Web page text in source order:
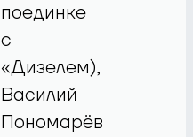
поединке
с
«Дизелем),
Василий
Пономарёв